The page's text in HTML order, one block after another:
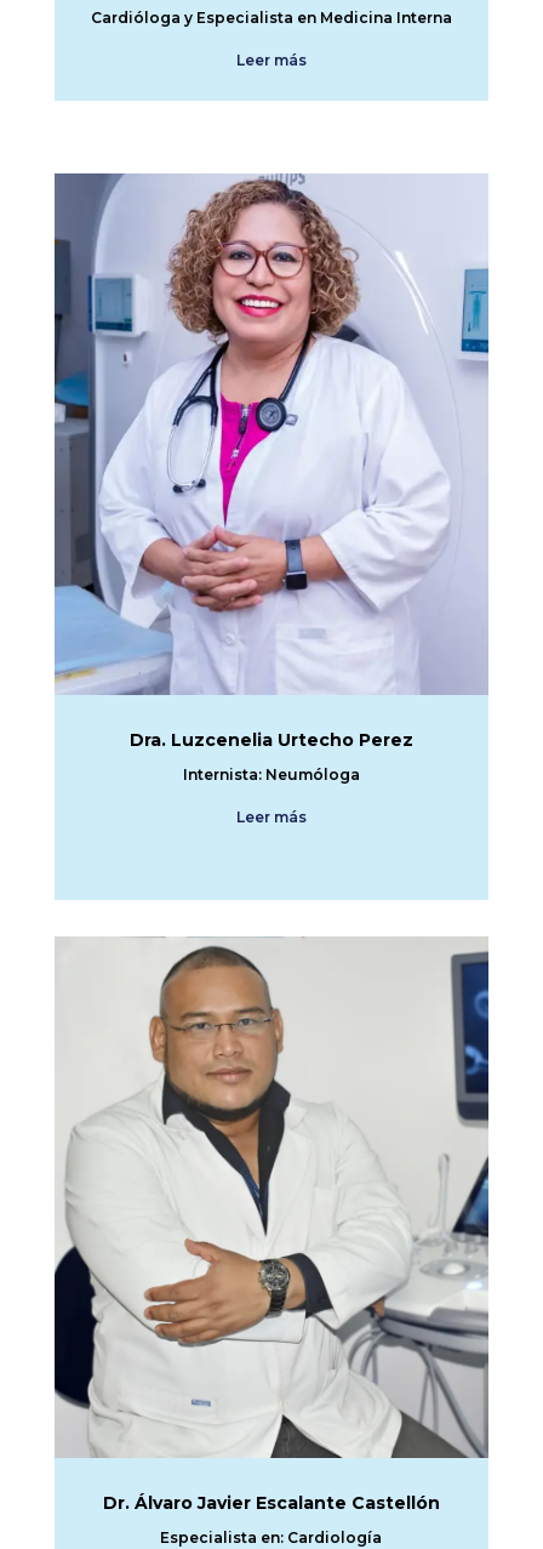
Cardióloga y Especialista en Medicina Interna
Leer más
Dra. Luzcenelia Urtecho Perez
Internista: Neumóloga
Leer más
Dr. Álvaro Javier Escalante Castellón
Especialista en: Cardiología